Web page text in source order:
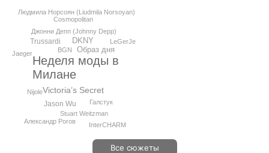
Неделя моды в
Милане
Victoria’s Secret
Образ дня
DKNY
Jason Wu
Trussardi
Джонни Депп (Johnny Depp)
Stuart Weitzman
Людмила Норсоян (Liudmila Norsoyan)
Галстук
Александр Рогов
Cosmopolitan
Jaeger BGN
InterCHARM
Nijole
LeGerJe
Все сюжеты